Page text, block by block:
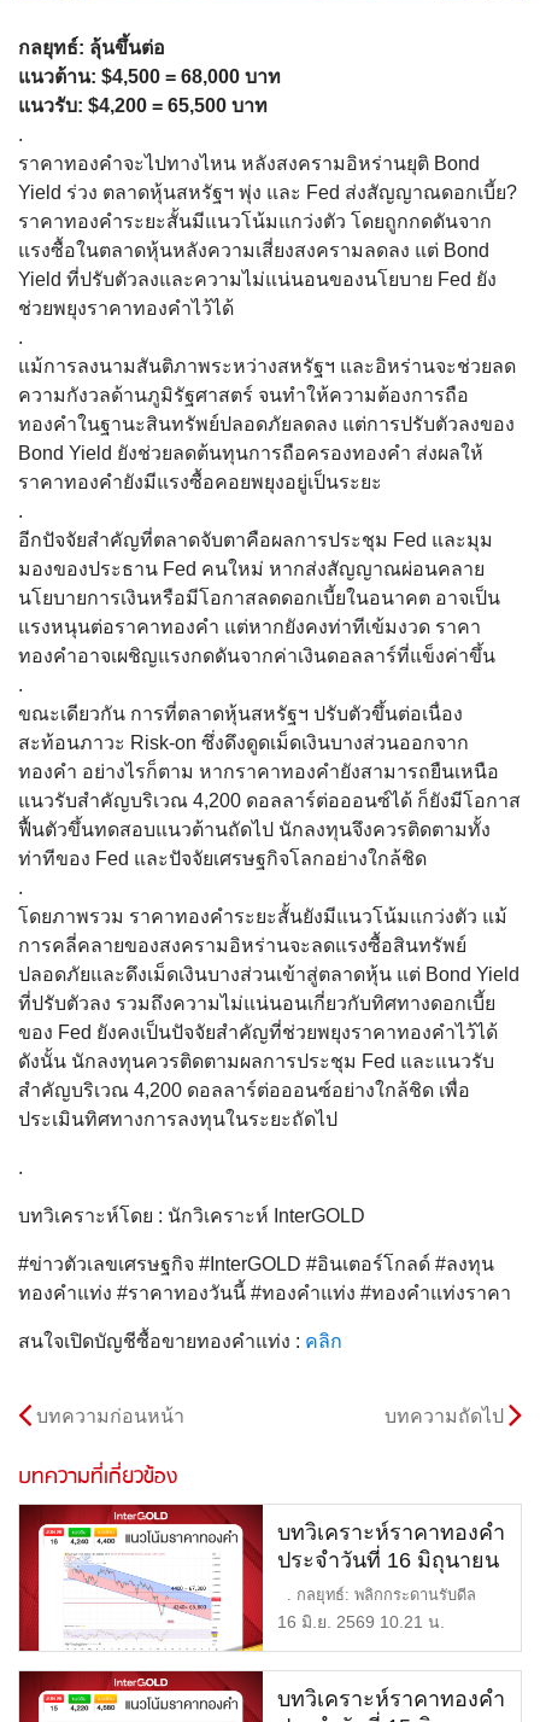
กลยุทธ์: ลุ้นขึ้นต่อ
แนวต้าน: $4,500 = 68,000 บาท
แนวรับ: $4,200 = 65,500 บาท
.
ราคาทองคำจะไปทางไหน หลังสงครามอิหร่านยุติ Bond
Yield ร่วง ตลาดหุ้นสหรัฐฯ พุ่ง และ Fed ส่งสัญญาณดอกเบี้ย?
ราคาทองคำระยะสั้นมีแนวโน้มแกว่งตัว โดยถูกกดดันจาก
แรงซื้อในตลาดหุ้นหลังความเสี่ยงสงครามลดลง แต่ Bond
Yield ที่ปรับตัวลงและความไม่แน่นอนของนโยบาย Fed ยัง
ช่วยพยุงราคาทองคำไว้ได้
.
แม้การลงนามสันติภาพระหว่างสหรัฐฯ และอิหร่านจะช่วยลด
ความกังวลด้านภูมิรัฐศาสตร์ จนทำให้ความต้องการถือ
ทองคำในฐานะสินทรัพย์ปลอดภัยลดลง แต่การปรับตัวลงของ
Bond Yield ยังช่วยลดต้นทุนการถือครองทองคำ ส่งผลให้
ราคาทองคำยังมีแรงซื้อคอยพยุงอยู่เป็นระยะ
.
อีกปัจจัยสำคัญที่ตลาดจับตาคือผลการประชุม Fed และมุม
มองของประธาน Fed คนใหม่ หากส่งสัญญาณผ่อนคลาย
นโยบายการเงินหรือมีโอกาสลดดอกเบี้ยในอนาคต อาจเป็น
แรงหนุนต่อราคาทองคำ แต่หากยังคงท่าทีเข้มงวด ราคา
ทองคำอาจเผชิญแรงกดดันจากค่าเงินดอลลาร์ที่แข็งค่าขึ้น
.
ขณะเดียวกัน การที่ตลาดหุ้นสหรัฐฯ ปรับตัวขึ้นต่อเนื่อง
สะท้อนภาวะ Risk-on ซึ่งดึงดูดเม็ดเงินบางส่วนออกจาก
ทองคำ อย่างไรก็ตาม หากราคาทองคำยังสามารถยืนเหนือ
แนวรับสำคัญบริเวณ 4,200 ดอลลาร์ต่อออนซ์ได้ ก็ยังมีโอกาส
ฟื้นตัวขึ้นทดสอบแนวต้านถัดไป นักลงทุนจึงควรติดตามทั้ง
ท่าทีของ Fed และปัจจัยเศรษฐกิจโลกอย่างใกล้ชิด
.
โดยภาพรวม ราคาทองคำระยะสั้นยังมีแนวโน้มแกว่งตัว แม้
การคลี่คลายของสงครามอิหร่านจะลดแรงซื้อสินทรัพย์
ปลอดภัยและดึงเม็ดเงินบางส่วนเข้าสู่ตลาดหุ้น แต่ Bond Yield
ที่ปรับตัวลง รวมถึงความไม่แน่นอนเกี่ยวกับทิศทางดอกเบี้ย
ของ Fed ยังคงเป็นปัจจัยสำคัญที่ช่วยพยุงราคาทองคำไว้ได้
ดังนั้น นักลงทุนควรติดตามผลการประชุม Fed และแนวรับ
สำคัญบริเวณ 4,200 ดอลลาร์ต่อออนซ์อย่างใกล้ชิด เพื่อ
ประเมินทิศทางการลงทุนในระยะถัดไป
.
บทวิเคราะห์โดย : นักวิเคราะห์ InterGOLD
#ข่าวตัวเลขเศรษฐกิจ #InterGOLD #อินเตอร์โกลด์ #ลงทุน
ทองคำแท่ง #ราคาทองวันนี้ #ทองคำแท่ง #ทองคำแท่งราคา
สนใจเปิดบัญชีซื้อขายทองคำแท่ง : คลิก
บทความก่อนหน้า บทความถัดไป
บทความที่เกี่ยวข้อง
บทวิเคราะห์ราคาทองคำ
ประจำวันที่ 16 มิถุนายน
2569
. กลยุทธ์: พลิกกระดานรับดีล
สันติภาพ แนวต้าน: $4, […]
16 มิ.ย. 2569 10.21 น.
บทวิเคราะห์ราคาทองคำ